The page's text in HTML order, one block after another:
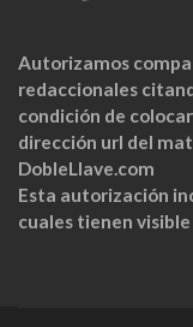
Autorizamos
redaccionales
condición de
dirección url del
DobleLlave.com
Esta autorización
cuales tienen